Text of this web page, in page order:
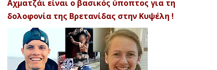
Αχματζάι είναι ο βασικός ύποπτος για τη
δολοφονία της Βρετανίδας στην Κυψέλη !